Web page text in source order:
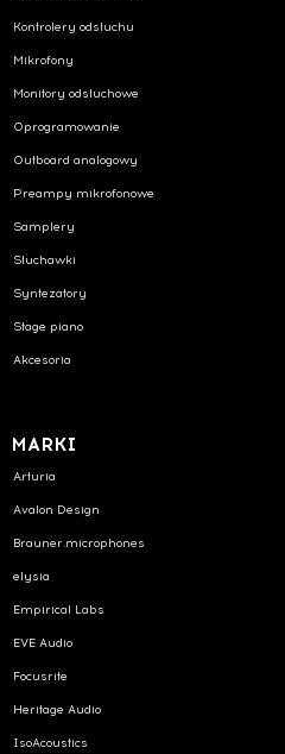
Kontrolery odsłuchu
Mikrofony
Monitory odsłuchowe
Oprogramowanie
Outboard analogowy
Preampy mikrofonowe
Samplery
Słuchawki
Syntezatory
Stage piano
Akcesoria
MARKI
Arturia
Avalon Design
Brauner.microphones
elysia
Empirical Labs
EVE Audio
Focusrite
Heritage Audio
IsoAcoustics